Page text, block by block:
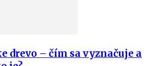
drevo – čím sa vyznačuje a